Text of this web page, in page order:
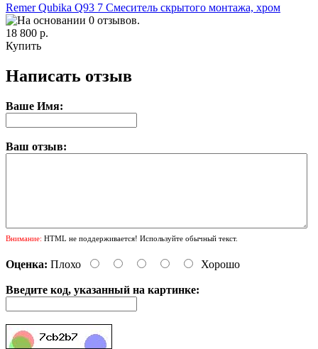
Remer Qubika Q93 7 Смеситель скрытого монтажа, хром
18 800 р.
Купить
Написать отзыв
Ваше Имя:
Ваш отзыв:
Внимание: HTML не поддерживается! Используйте обычный текст.
Оценка: Плохо Хорошо
Введите код, указанный на картинке: